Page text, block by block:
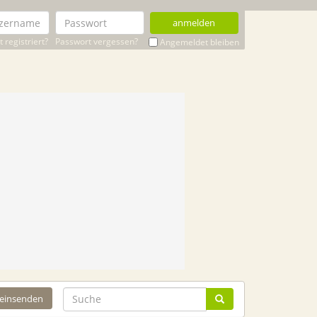
anmelden
registriert? Passwort vergessen? Angemeldet bleiben